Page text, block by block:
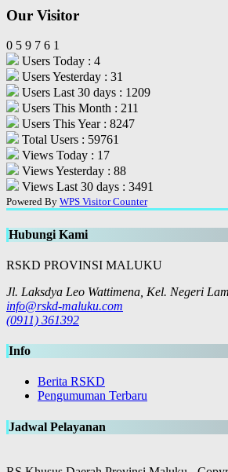
Our Visitor
0 5 9 7 6 1
Users Today : 4
Users Yesterday : 31
Users Last 30 days : 1209
Users This Month : 211
Users This Year : 8247
Total Users : 59761
Views Today : 17
Views Yesterday : 88
Views Last 30 days : 3491
Powered By WPS Visitor Counter
Hubungi Kami
RSKD PROVINSI MALUKU
Jl. Laksdya Leo Wattimena, Kel. Negeri
info@rskd-maluku.com
(0911) 361392
Info
Berita RSKD
Pengumuman Terbaru
Jadwal Pelayanan